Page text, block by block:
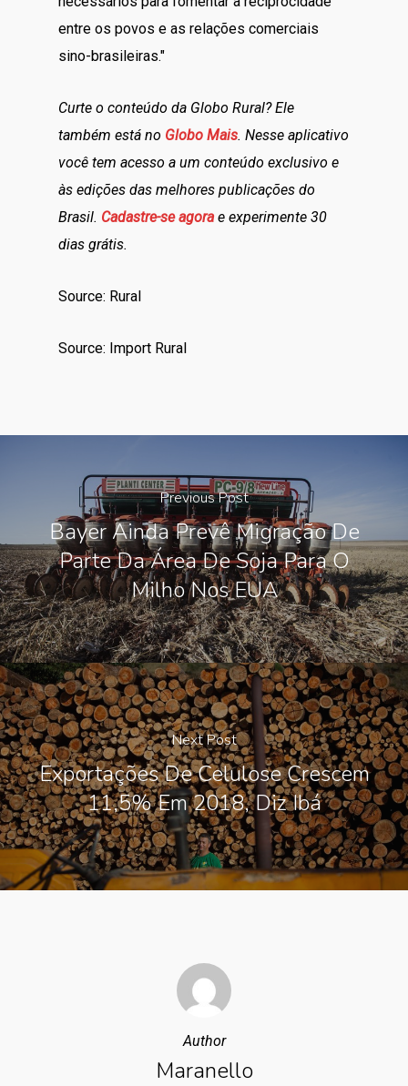
entre os povos e as relações comerciais
sino-brasileiras."
Curte o conteúdo da Globo Rural? Ele
também está no Globo Mais. Nesse aplicativo
você tem acesso a um conteúdo exclusivo e
às edições das melhores publicações do
Brasil. Cadastre-se agora e experimente 30
dias grátis.
Source: Rural
Source: Import Rural
Previous Post
Bayer Ainda Prevê Migração De
Parte Da Área De Soja Para O
Milho Nos EUA
Next Post
Exportações De Celulose Crescem
11,5% Em 2018, Diz Ibá
Author
Maranello